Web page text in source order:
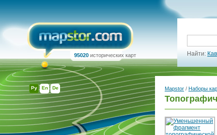
Ру En De
95020 исторических карт Найти:
Mapstor / Наборы